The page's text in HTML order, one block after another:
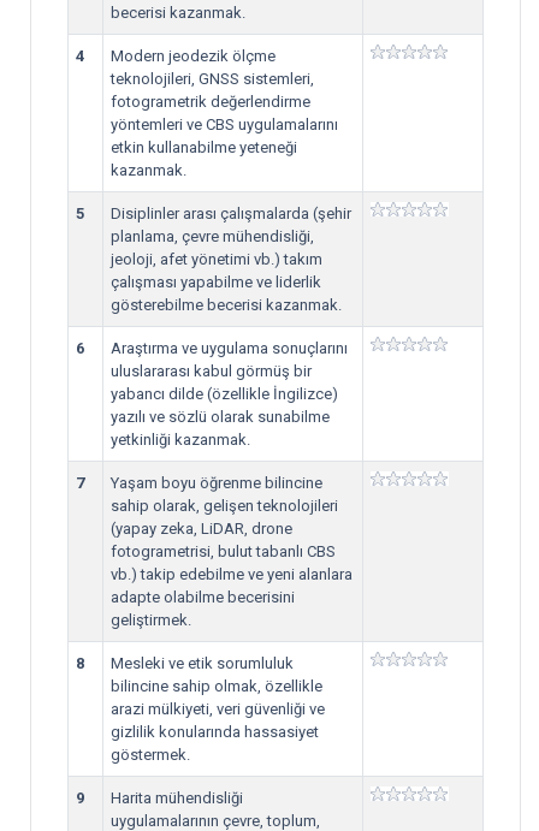
becerisi kazanmak.
4
Modern jeodezik ölçme
teknolojileri, GNSS sistemleri,
fotogrametrik değerlendirme
yöntemleri ve CBS uygulamalarını
etkin kullanabilme yeteneği
kazanmak.
5
Disiplinler arası çalışmalarda (şehir
planlama, çevre mühendisliği,
jeoloji, afet yönetimi vb.) takım
çalışması yapabilme ve liderlik
gösterebilme becerisi kazanmak.
6
Araştırma ve uygulama sonuçlarını
uluslararası kabul görmüş bir
yabancı dilde (özellikle İngilizce)
yazılı ve sözlü olarak sunabilme
yetkinliği kazanmak.
7
Yaşam boyu öğrenme bilincine
sahip olarak, gelişen teknolojileri
(yapay zeka, LiDAR, drone
fotogrametrisi, bulut tabanlı CBS
vb.) takip edebilme ve yeni alanlara
adapte olabilme becerisini
geliştirmek.
8
Mesleki ve etik sorumluluk
bilincine sahip olmak, özellikle
arazi mülkiyeti, veri güvenliği ve
gizlilik konularında hassasiyet
göstermek.
9
Harita mühendisliği
uygulamalarının çevre, toplum,